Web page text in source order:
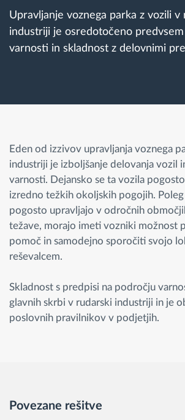
Načrtovanje in spremljanje poti
Kako bomo rešili vse potrebe
Izračun prihrankov
Upravljanje voznega parka z vozili v
industriji je osredotočeno predvsem
varnosti in skladnost z delovnimi
Eden od izzivov upravljanja voznega
industriji je izboljšanje delovanja vozil
varnosti. Dejansko se ta vozila
izredno težkih okoljskih pogojih. Poleg
pogosto upravljajo v odročnih
težave, morajo imeti vozniki možnost
pomoč in samodejno sporočiti svojo
reševalcem.
Skladnost s predpisi na področju
glavnih skrbi v rudarski industriji in je
poslovnih pravilnikov v podjetjih.
Povezane rešitve